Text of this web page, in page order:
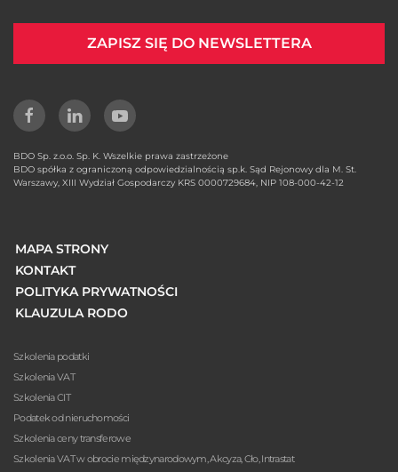
ZAPISZ SIĘ DO NEWSLETTERA
BDO Sp. z.o.o. Sp. K. Wszelkie prawa zastrzeżone
BDO spółka z ograniczoną odpowiedzialnością sp.k. Sąd Rejonowy dla M. St.
Warszawy, XIII Wydział Gospodarczy KRS 0000729684, NIP 108-000-42-12
MAPA STRONY
KONTAKT
POLITYKA PRYWATNOŚCI
KLAUZULA RODO
Szkolenia podatki
Szkolenia VAT
Szkolenia CIT
Podatek od nieruchomości
Szkolenia ceny transferowe
Szkolenia VAT w obrocie międzynarodowym, Akcyza, Cło, Intrastat